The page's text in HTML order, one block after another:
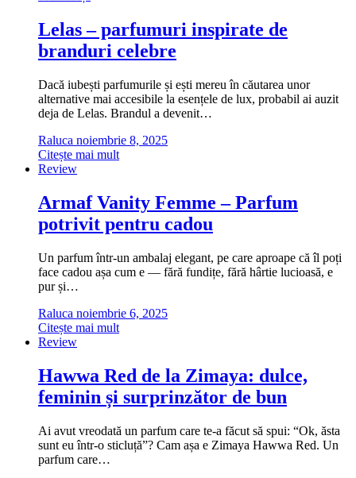
Lelas – parfumuri inspirate de
branduri celebre
Dacă iubești parfumurile și ești mereu în căutarea unor
alternative mai accesibile la esențele de lux, probabil ai auzit
deja de Lelas. Brandul a devenit…
Raluca noiembrie 8, 2025
Citește mai mult
Review
Armaf Vanity Femme – Parfum
potrivit pentru cadou
Un parfum într-un ambalaj elegant, pe care aproape că îl poți
face cadou așa cum e — fără fundițe, fără hârtie lucioasă, e
pur și…
Raluca noiembrie 6, 2025
Citește mai mult
Review
Hawwa Red de la Zimaya: dulce,
feminin și surprinzător de bun
Ai avut vreodată un parfum care te-a făcut să spui: “Ok, ăsta
sunt eu într-o sticluță”? Cam așa e Zimaya Hawwa Red. Un
parfum care…